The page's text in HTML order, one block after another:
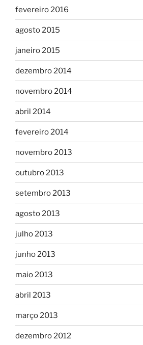
fevereiro 2016
agosto 2015
janeiro 2015
dezembro 2014
novembro 2014
abril 2014
fevereiro 2014
novembro 2013
outubro 2013
setembro 2013
agosto 2013
julho 2013
junho 2013
maio 2013
abril 2013
março 2013
dezembro 2012